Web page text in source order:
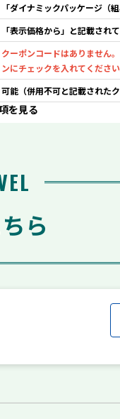
「ダイナミックパッケージ（
「表示価格から」と記載され
クーポンコードはありません
ンにチェックを入れてください
可能（併用不可と記載されたク
を見る
ら